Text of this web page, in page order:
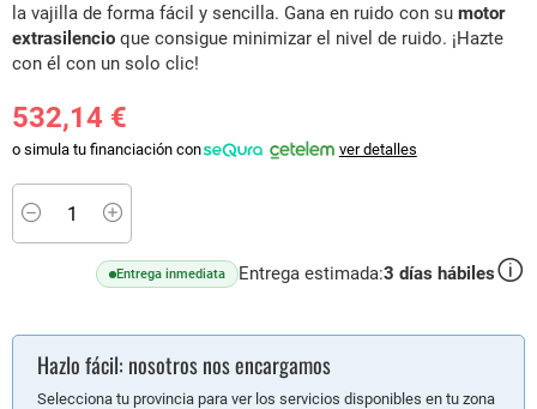
la vajilla de forma fácil y sencilla. Gana en ruido con su motor
extrasilencio que consigue minimizar el nivel de ruido. ¡Hazte
con él con un solo clic!
532,14 €
o simula tu financiación con ver detalles
Entrega inmediata Entrega estimada:3 días hábiles
Minus
Hazlo fácil: nosotros nos encargamos
Selecciona tu provincia para ver los servicios disponibles en tu zona